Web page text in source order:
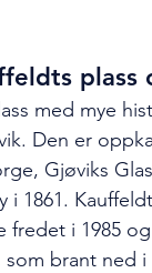
med mye
Den er
Gjøviks
i 1861.
fredet i 1985
brant ned i